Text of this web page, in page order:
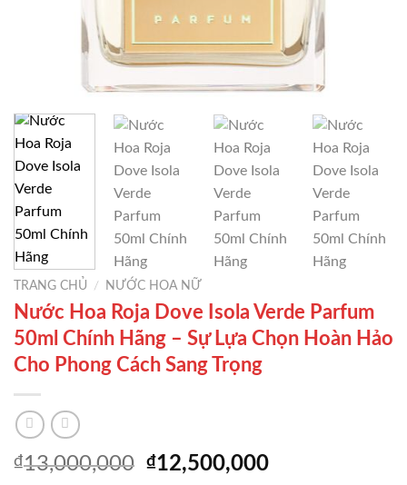
TRANG CHỦ / NƯỚC HOA NỮ
Nước Hoa Roja Dove Isola Verde Parfum
50ml Chính Hãng – Sự Lựa Chọn Hoàn Hảo
Cho Phong Cách Sang Trọng
₫13,000,000 Giá
₫12,500,000Giá